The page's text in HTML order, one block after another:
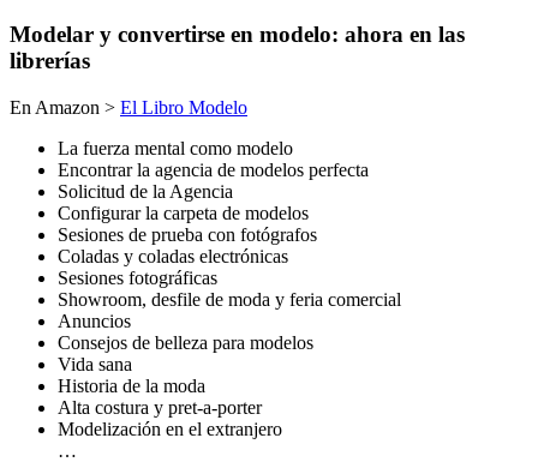
Modelar y convertirse en modelo: ahora en las
librerías
En Amazon > El Libro Modelo
La fuerza mental como modelo
Encontrar la agencia de modelos perfecta
Solicitud de la Agencia
Configurar la carpeta de modelos
Sesiones de prueba con fotógrafos
Coladas y coladas electrónicas
Sesiones fotográficas
Showroom, desfile de moda y feria comercial
Anuncios
Consejos de belleza para modelos
Vida sana
Historia de la moda
Alta costura y pret-a-porter
Modelización en el extranjero
…